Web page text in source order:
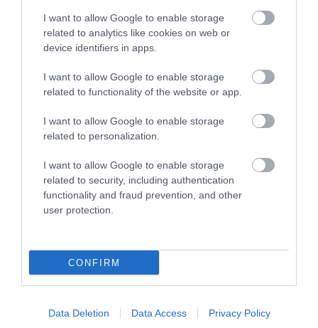
I want to allow Google to enable storage
related to analytics like cookies on web or
device identifiers in apps.
I want to allow Google to enable storage
related to functionality of the website or app.
I want to allow Google to enable storage
related to personalization.
I want to allow Google to enable storage
related to security, including authentication
functionality and fraud prevention, and other
user protection.
CONFIRM
Data Deletion Data Access Privacy Policy
CSALÁDOKAT – HÁROM NAPON ÁT ING...
2026. augusztus 06|Programok
MAGYAR PÉTER: KIÍRJÁK AZ ELSŐ
SZÉLERŐMŰVI PÁLYÁZATOKAT, M...
ELOLTOTTÁK A TÜZET
2026. augusztus 06 |Környék ügye